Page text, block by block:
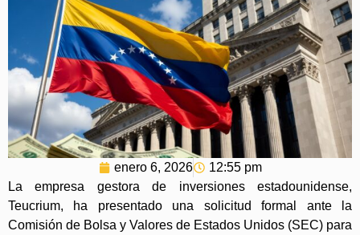
enero 6, 2026
12:55 pm
La empresa gestora de inversiones estadounidense,
Teucrium, ha presentado una solicitud formal ante la
Comisión de Bolsa y Valores de Estados Unidos (SEC) para